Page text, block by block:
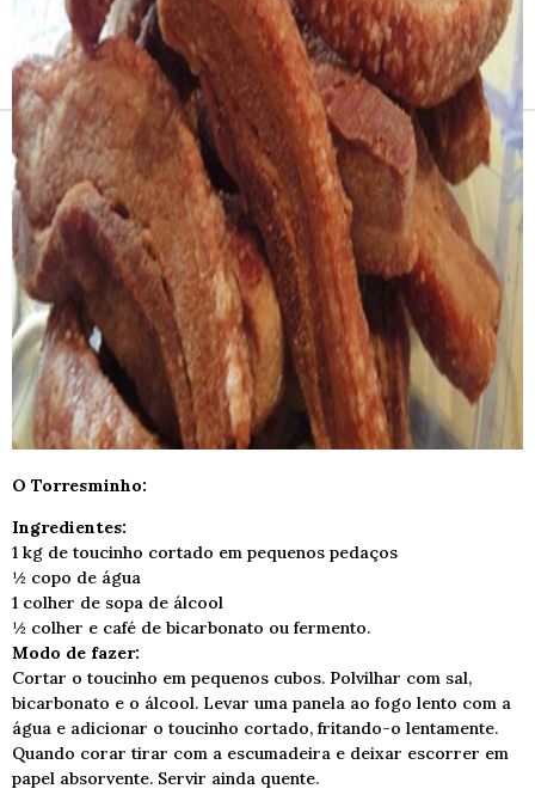
Receitas e vinhos
O Torresminho:
Ingredientes:
1 kg de toucinho cortado em pequenos pedaços
½ copo de água
1 colher de sopa de álcool
½ colher e café de bicarbonato ou fermento.
Modo de fazer:
Cortar o toucinho em pequenos cubos. Polvilhar com sal,
bicarbonato e o álcool. Levar uma panela ao fogo lento com a
água e adicionar o toucinho cortado, fritando-o lentamente.
Quando corar tirar com a escumadeira e deixar escorrer em
papel absorvente. Servir ainda quente.